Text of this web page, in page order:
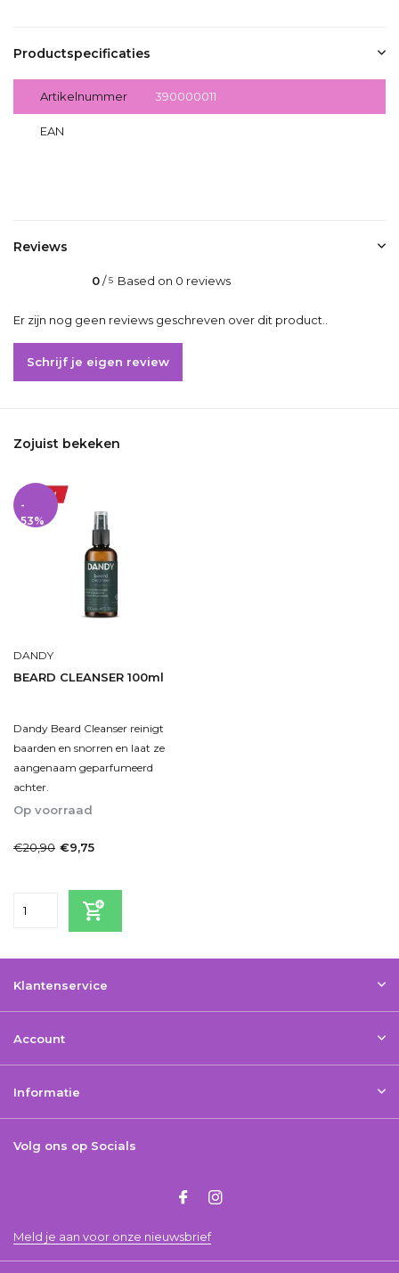
Productspecificaties
Artikelnummer 390000011
EAN
Reviews
0/5 Based on 0 reviews
Er zijn nog geen reviews geschreven over dit product..
Schrijf je eigen review
Zojuist bekeken
-
53%
DANDY
BEARD CLEANSER 100ml
Dandy Beard Cleanser reinigt
baarden en snorren en laat ze
aangenaam geparfumeerd
achter.
Op voorraad
€20,90 €9,75
Klantenservice
Account
Informatie
Volg ons op Socials
Meld je aan voor onze nieuwsbrief